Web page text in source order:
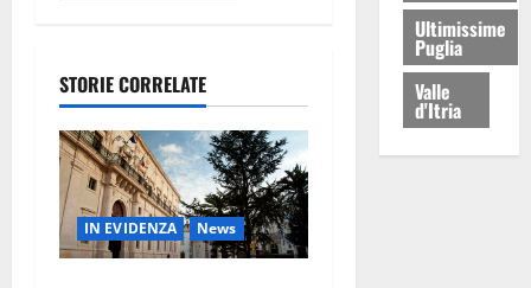
STORIE CORRELATE
IN EVIDENZA News
Ultimissime
Puglia
Valle
d'Itria